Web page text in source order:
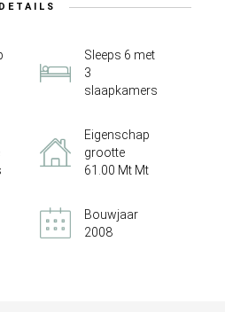
DETAILS
Sleeps 6 met
3
slaapkamers
Eigenschap
grootte
61.00 Mt Mt
Bouwjaar
2008